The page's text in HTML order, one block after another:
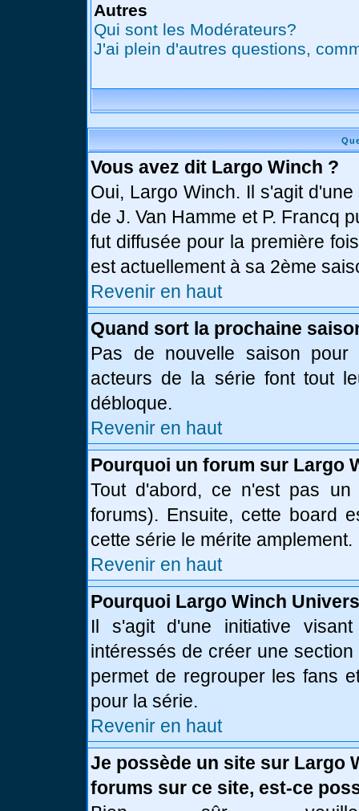
Autres
Qui sont les Modérateurs?
J'ai plein d'autres questions,
Vous avez dit Largo Winch ?
Oui, Largo Winch. Il s'agit
de J. Van Hamme et P. Francq
fut diffusée pour la première
est actuellement à sa 2ème
Revenir en haut
Quand sort la prochaine
Pas de nouvelle saison pour
acteurs de la série font tout
débloque.
Revenir en haut
Pourquoi un forum sur Largo
Tout d'abord, ce n'est pas un
forums). Ensuite, cette board
cette série le mérite amplement.
Revenir en haut
Pourquoi Largo Winch
Il s'agit d'une initiative
intéressés de créer une
permet de regrouper les fans
pour la série.
Revenir en haut
Je possède un site sur Largo
forums sur ce site, est-ce